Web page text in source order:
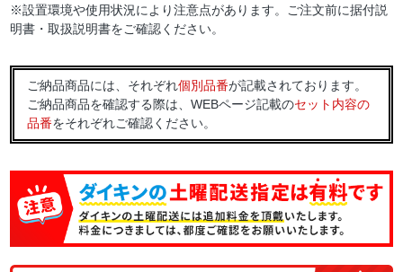
※設置環境や使用状況により注意点があります。ご注文前に据付説
明書・取扱説明書をご確認ください。
ご納品商品には、それぞれ個別品番が記載されております。
ご納品商品を確認する際は、WEBページ記載のセット内容の
品番をそれぞれご確認ください。